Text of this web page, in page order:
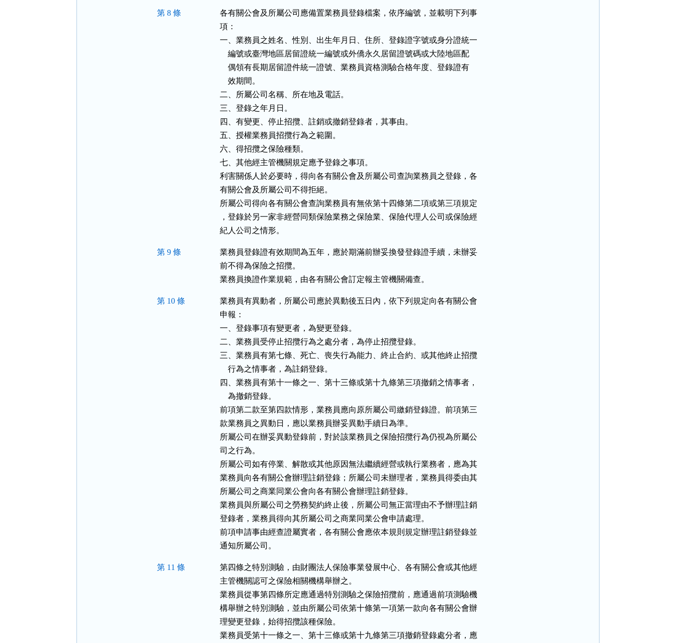
第 8 條
各有關公會及所屬公司應備置業務員登錄檔案，依序編號，並載明下列事
項：
一、業務員之姓名、性別、出生年月日、住所、登錄證字號或身分證統一
    編號或臺灣地區居留證統一編號或外僑永久居留證號碼或大陸地區配
    偶領有長期居留證件統一證號、業務員資格測驗合格年度、登錄證有
    效期間。
二、所屬公司名稱、所在地及電話。
三、登錄之年月日。
四、有變更、停止招攬、註銷或撤銷登錄者，其事由。
五、授權業務員招攬行為之範圍。
六、得招攬之保險種類。
七、其他經主管機關規定應予登錄之事項。
利害關係人於必要時，得向各有關公會及所屬公司查詢業務員之登錄，各
有關公會及所屬公司不得拒絕。
所屬公司得向各有關公會查詢業務員有無依第十四條第二項或第三項規定
，登錄於另一家非經營同類保險業務之保險業、保險代理人公司或保險經
紀人公司之情形。
第 9 條
業務員登錄證有效期間為五年，應於期滿前辦妥換發登錄證手續，未辦妥
前不得為保險之招攬。
業務員換證作業規範，由各有關公會訂定報主管機關備查。
第 10 條
業務員有異動者，所屬公司應於異動後五日內，依下列規定向各有關公會
申報：
一、登錄事項有變更者，為變更登錄。
二、業務員受停止招攬行為之處分者，為停止招攬登錄。
三、業務員有第七條、死亡、喪失行為能力、終止合約、或其他終止招攬
    行為之情事者，為註銷登錄。
四、業務員有第十一條之一、第十三條或第十九條第三項撤銷之情事者，
    為撤銷登錄。
前項第二款至第四款情形，業務員應向原所屬公司繳銷登錄證。前項第三
款業務員之異動日，應以業務員辦妥異動手續日為準。
所屬公司在辦妥異動登錄前，對於該業務員之保險招攬行為仍視為所屬公
司之行為。
所屬公司如有停業、解散或其他原因無法繼續經營或執行業務者，應為其
業務員向各有關公會辦理註銷登錄；所屬公司未辦理者，業務員得委由其
所屬公司之商業同業公會向各有關公會辦理註銷登錄。
業務員與所屬公司之勞務契約終止後，所屬公司無正當理由不予辦理註銷
登錄者，業務員得向其所屬公司之商業同業公會申請處理。
前項申請事由經查證屬實者，各有關公會應依本規則規定辦理註銷登錄並
通知所屬公司。
第 11 條
第四條之特別測驗，由財團法人保險事業發展中心、各有關公會或其他經
主管機關認可之保險相關機構舉辦之。
業務員從事第四條所定應通過特別測驗之保險招攬前，應通過前項測驗機
構舉辦之特別測驗，並由所屬公司依第十條第一項第一款向各有關公會辦
理變更登錄，始得招攬該種保險。
業務員受第十一條之一、第十三條或第十九條第三項撤銷登錄處分者，應